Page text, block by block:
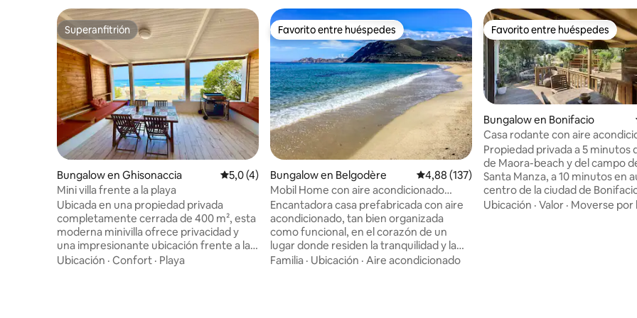
Superanfitrión
Superanfitrión
Bungalow en Ghisonaccia Calificación promedio: 5,0 de 5. 4 evaluaciones
5,0 (4)
Mini villa frente a la playa
Ubicada en una propiedad privada
completamente cerrada de 400 m², esta
moderna minivilla ofrece privacidad y
una impresionante ubicación frente a la
playa. 🛏 Zona para dormir • Dormitorio
Ubicación · Confort · Playa
Favorito entre huéspedes
Favorito entre huéspedes
Bungalow en Belgodère Calificación promedio: 4,88 de 5. 137
4,88 (137)
Mobil Home con aire acondicionado
cerca de la playa de Lozari
Encantadora casa prefabricada con aire
acondicionado, tan bien organizada
como funcional, en el corazón de un
lugar donde residen la tranquilidad y la
serenidad, a la vez que está cerca de las
Familia · Ubicación · Aire acondicionado
Favorito entre huéspedes
Favorito entre huéspedes
Bungalow en Bonifacio
Casa rodante con aire
cerca de las playas
Propiedad privada a 5 minutos
de Maora-beach y del campo
Santa Manza, a 10 minutos en
centro de la ciudad de
minutos en auto de la laguna
Ubicación · Valor · Moverse por